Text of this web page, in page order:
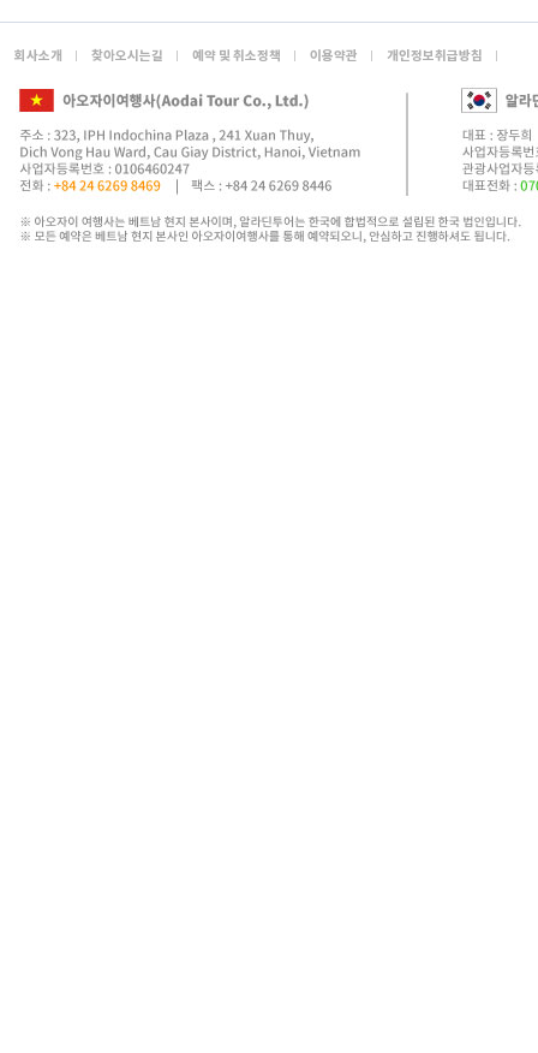
회사소개 찾아오시는길 예약 및 취소정책 이용약관 개인정보취급방침